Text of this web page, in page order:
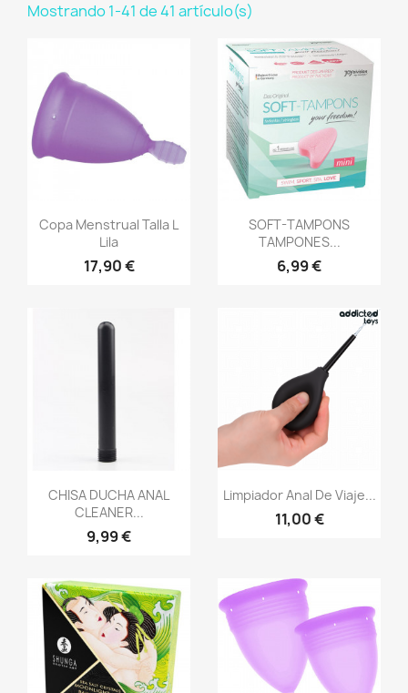
Mostrando 1-41 de 41 artículo(s)
Vista rápida
Copa Menstrual Talla L
Lila
17,90 €
Vista rápida
SOFT-TAMPONS
TAMPONES...
6,99 €
Vista rápida
CHISA DUCHA ANAL
CLEANER...
9,99 €
Vista rápida
Limpiador Anal De Viaje...
11,00 €